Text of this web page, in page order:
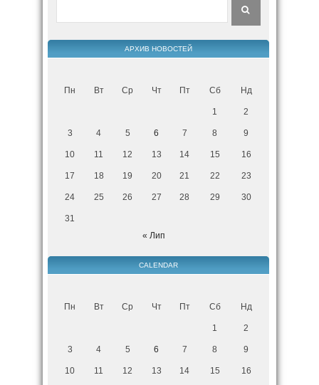
АРХИВ НОВОСТЕЙ
Пн Вт Ср Чт Пт Сб Нд
1 2
3 4 5 6 7 8 9
10 11 12 13 14 15 16
17 18 19 20 21 22 23
24 25 26 27 28 29 30
31
« Лип
CALENDAR
Пн Вт Ср Чт Пт Сб Нд
1 2
3 4 5 6 7 8 9
10 11 12 13 14 15 16